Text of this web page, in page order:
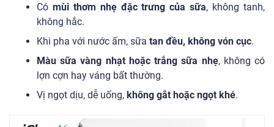
Có mùi thơm nhẹ đặc trưng của sữa, không tanh,
không hắc.
Khi pha với nước ấm, sữa tan đều, không vón cục.
Màu sữa vàng nhạt hoặc trắng sữa nhẹ, không có
lợn cợn hay váng bất thường.
Vị ngọt dịu, dễ uống, không gắt hoặc ngọt khé.